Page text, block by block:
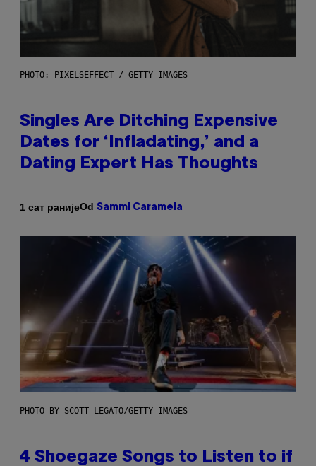
PHOTO: PIXELSEFFECT / GETTY IMAGES
Singles Are Ditching Expensive
Dates for ‘Infladating,’ and a
Dating Expert Has Thoughts
1 сат ранијеOd Sammi Caramela
PHOTO BY SCOTT LEGATO/GETTY IMAGES
4 Shoegaze Songs to Listen to if